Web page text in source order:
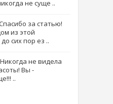
не суще ..
за статью!
из этой
сих пор ез ..
не видела
Вы -
..